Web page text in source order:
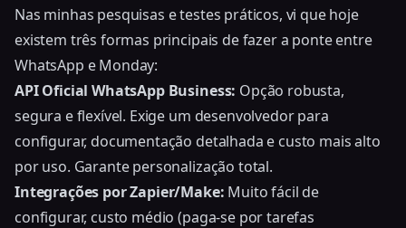
Nas minhas pesquisas e testes práticos, vi que hoje
existem três formas principais de fazer a ponte entre
WhatsApp e Monday:
API Oficial WhatsApp Business: Opção robusta,
segura e flexível. Exige um desenvolvedor para
configurar, documentação detalhada e custo mais alto
por uso. Garante personalização total.
Integrações por Zapier/Make: Muito fácil de
configurar, custo médio (paga-se por tarefas